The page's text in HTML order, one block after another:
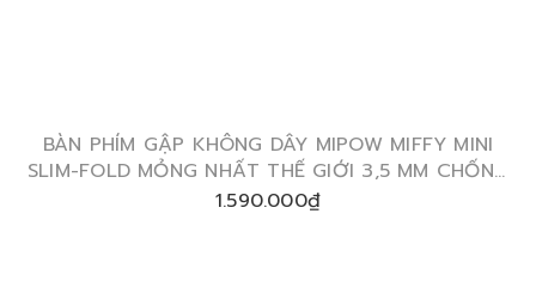
BÀN PHÍM GẬP KHÔNG DÂY MIPOW MIFFY MINI
SLIM-FOLD MỎNG NHẤT THẾ GIỚI 3,5 MM CHỐNG
NƯỚC KIÊM TÚI GIÁ ĐỠ MPC-003
1.590.000₫